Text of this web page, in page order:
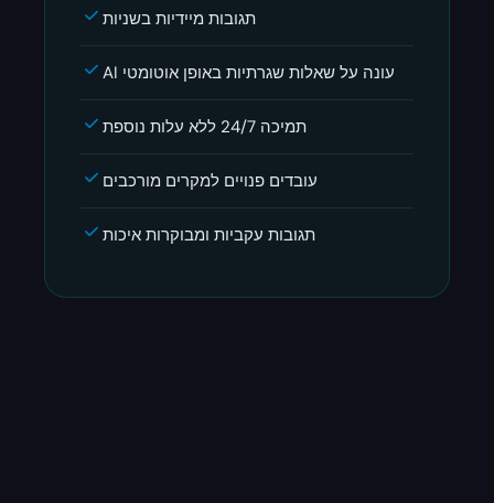
תגובות מיידיות בשניות
AI עונה על שאלות שגרתיות באופן אוטומטי
תמיכה 24/7 ללא עלות נוספת
עובדים פנויים למקרים מורכבים
תגובות עקביות ומבוקרות איכות